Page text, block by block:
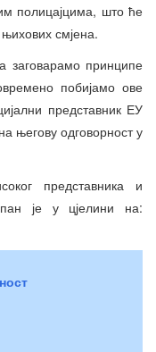
полицајцима, што ће
смјена.
заговарамо принципе
побијамо ове
представник ЕУ
његову одговорност у
представника и
је у цјелини на: